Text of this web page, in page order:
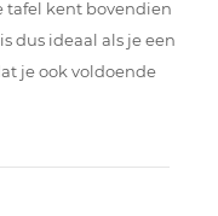
tafel kent bovendien
dus ideaal als je een
je ook voldoende